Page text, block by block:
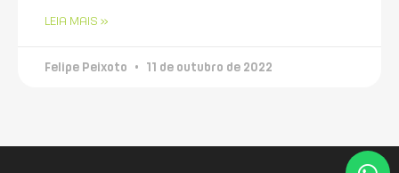
LEIA MAIS »
Felipe Peixoto 11 de outubro de 2022